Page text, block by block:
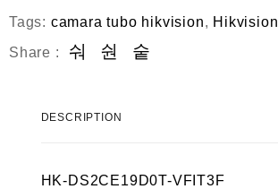
Tags: camara tubo hikvision, Hikvision
Share :
DESCRIPTION
HK-DS2CE19D0T-VFIT3F